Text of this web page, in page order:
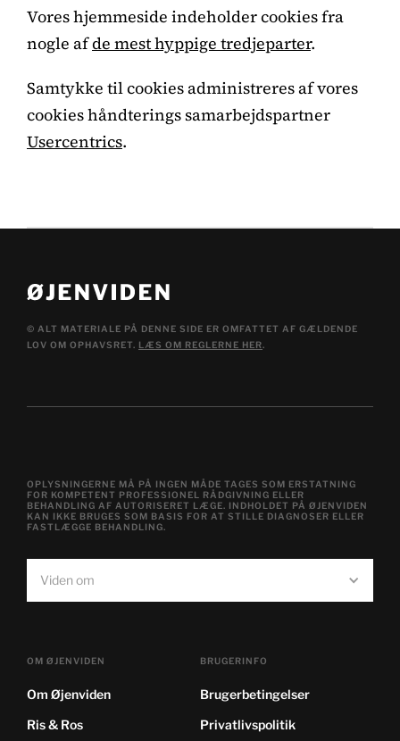
Vores hjemmeside indeholder cookies fra
nogle afde mest hyppige tredjeparter.
Samtykke til cookies administreres af vores
cookies håndterings samarbejdspartner
Usercentrics.
© ALT MATERIALE PÅ DENNE SIDE ER OMFATTET AF GÆLDENDE
LOV OM OPHAVSRET. LÆS OM REGLERNE HER.
Viden om
OPLYSNINGERNE MÅ PÅ INGEN MÅDE TAGES SOM ERSTATNING
FOR KOMPETENT PROFESSIONEL RÅDGIVNING ELLER
BEHANDLING AF AUTORISERET LÆGE. INDHOLDET PÅ ØJENVIDEN
KAN IKKE BRUGES SOM BASIS FOR AT STILLE DIAGNOSER ELLER
FASTLÆGGE BEHANDLING.
OM ØJENVIDEN
Om Øjenviden
Ris & Ros
BRUGERINFO
Brugerbetingelser
Privatlivspolitik